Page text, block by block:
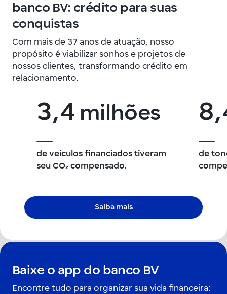
banco BV: crédito para suas
conquistas
Com mais de 37 anos de atuação, nosso
propósito é viabilizar sonhos e projetos de
nossos clientes, transformando crédito em
relacionamento.
3,4 milhões
de veículos financiados tiveram
seu CO₂ compensado.
de
Saiba mais
Baixe o app do banco BV
Encontre tudo para organizar sua vida financeira: